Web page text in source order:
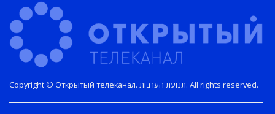
Copyright © Открытый телеканал. תנועת הערבות. All rights reserved.